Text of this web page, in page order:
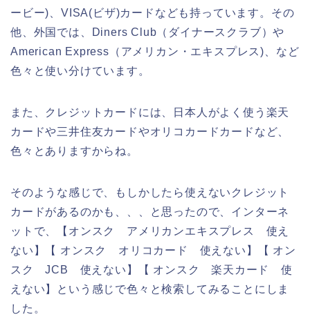
ービー)、VISA(ビザ)カードなども持っています。その
他、外国では、Diners Club（ダイナースクラブ）や
American Express（アメリカン・エキスプレス)、など
色々と使い分けています。
また、クレジットカードには、日本人がよく使う楽天
カードや三井住友カードやオリコカードカードなど、
色々とありますからね。
そのような感じで、もしかしたら使えないクレジット
カードがあるのかも、、、と思ったので、インターネ
ットで、【オンスク アメリカンエキスプレス 使え
ない】【 オンスク オリコカード 使えない】【 オン
スク JCB 使えない】【 オンスク 楽天カード 使
えない】という感じで色々と検索してみることにしま
した。